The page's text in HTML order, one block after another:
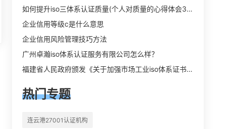
如何提升iso三体系认证质量(个人对质量的心得体会300字)
企业信用等级c是什么意思
企业信用风险管理技巧方法
广州卓瀚iso体系认证服务有限公司怎么样？
福建省人民政府颁发《关于加强市场工业iso体系证书质量监督检验与管理的暂行规定》的通知
热门专题
连云港27001认证机构